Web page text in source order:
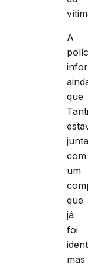
A
que
com
um
que
já
foi
mas